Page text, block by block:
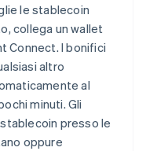
le stablecoin
collega un wallet
Connect. I bonifici
altro
al
minuti. Gli
presso le
oppure